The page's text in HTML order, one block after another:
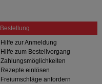
Bestellung
Hilfe zur Anmeldung
Hilfe zum Bestellvorgang
Zahlungsmöglichkeiten
Rezepte einlösen
Freiumschläge anfordern